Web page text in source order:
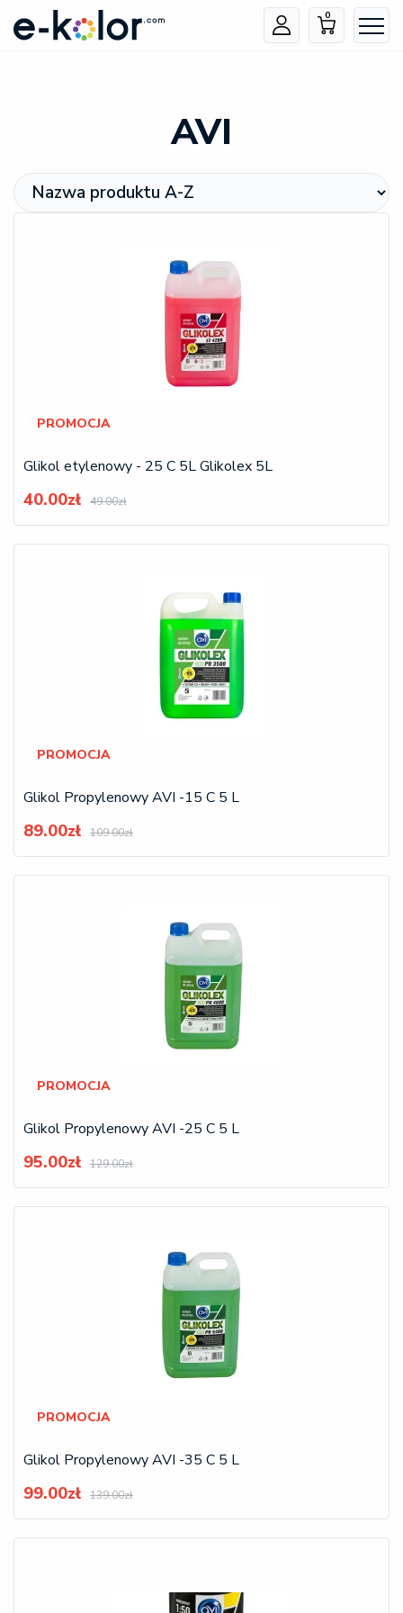
0
AVI
PROMOCJA
Glikol etylenowy - 25 C 5L Glikolex 5L
40.00zł 49.00zł
PROMOCJA
Glikol Propylenowy AVI -15 C 5 L
89.00zł 109.00zł
PROMOCJA
Glikol Propylenowy AVI -25 C 5 L
95.00zł 129.00zł
PROMOCJA
Glikol Propylenowy AVI -35 C 5 L
99.00zł 139.00zł